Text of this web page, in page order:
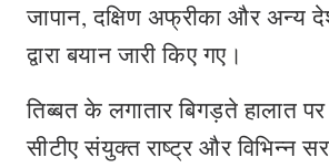
जापान, दक्षिण अफ्रीका और अन्य
द्वारा बयान जारी किए गए।
तिब्बत के लगातार बिगड़ते हालात
सीटीए संयुक्त राष्ट्र और विभिन्न